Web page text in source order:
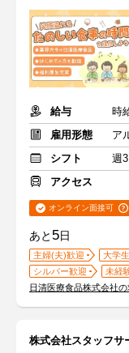
給与
雇用形態
ア
シフト
週
アクセス
オンライン面接可
あと 5日
主婦(夫)歓迎 大学
シルバー歓迎
未経
日清医療食品株式会社
株式会社スタッフサ